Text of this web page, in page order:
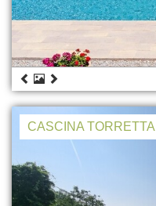
CASCINA TORRETTA